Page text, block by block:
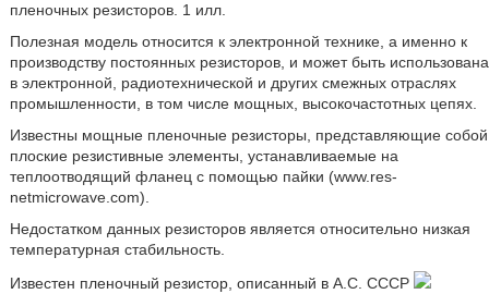
пленочных резисторов. 1 илл.
Полезная модель относится к электронной технике, а именно к
производству постоянных резисторов, и может быть использована
в электронной, радиотехнической и других смежных отраслях
промышленности, в том числе мощных, высокочастотных цепях.
Известны мощные пленочные резисторы, представляющие собой
плоские резистивные элементы, устанавливаемые на
теплоотводящий фланец с помощью пайки (www.res-
netmicrowave.com).
Недостатком данных резисторов является относительно низкая
температурная стабильность.
Известен пленочный резистор, описанный в А.С. СССР